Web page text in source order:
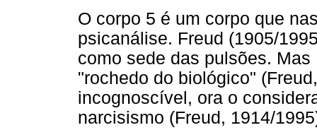
O corpo 5 é um corpo que
psicanálise. Freud (1905/
como sede das pulsões.
"rochedo do biológico"
incognoscível, ora o
narcisismo (Freud, 1914/